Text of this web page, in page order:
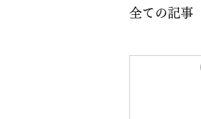
全ての記事